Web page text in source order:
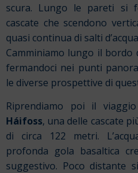
scura. Lungo le pareti si
cascate che scendono
quasi continua di salti
Camminiamo lungo il bordo
fermandoci nei punti
le diverse prospettive di
Riprendiamo poi il
Háifoss, una delle cascate
di circa 122 metri.
profonda gola basaltica
suggestivo. Poco distante